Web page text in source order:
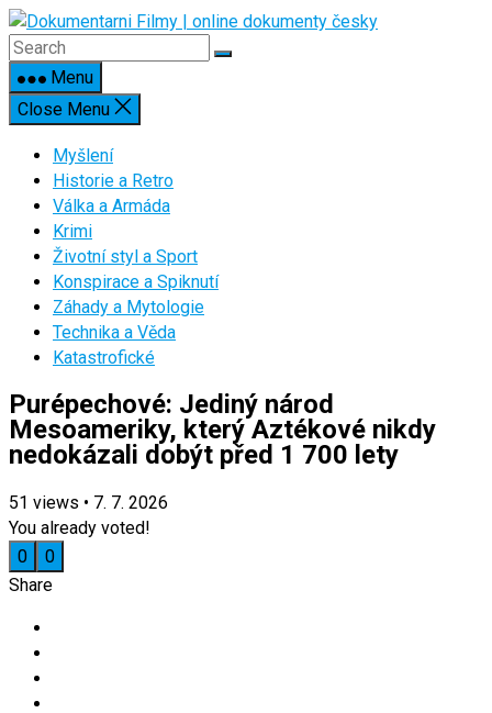
Skip
to
contentMenu
Close Menu
Myšlení
Historie a Retro
Válka a Armáda
Krimi
Životní styl a Sport
Konspirace a Spiknutí
Záhady a Mytologie
Technika a Věda
Katastrofické
Purépechové: Jediný národ
Mesoameriky, který Aztékové nikdy
nedokázali dobýt před 1 700 lety
51 views • 7. 7. 2026
You already voted!
0
0
Share